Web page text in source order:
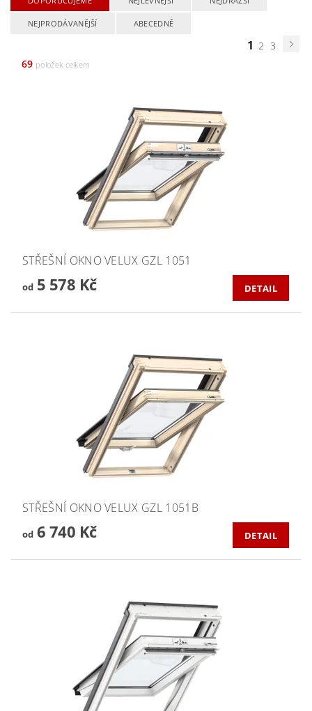
NEJPRODÁVANĚJŠÍ ABECEDNĚ
1 2 3
69 položek celkem
STŘEŠNÍ OKNO VELUX GZL 1051
od5 578 Kč DETAIL
STŘEŠNÍ OKNO VELUX GZL 1051B
od6 740 Kč DETAIL